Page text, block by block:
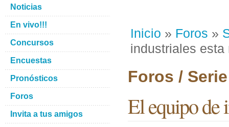
Inicio » Foros »
industriales esta
Foros /
El equipo de
Noticias
En vivo!!!
Concursos
Encuestas
Pronósticos
Foros
Invita a tus amigos